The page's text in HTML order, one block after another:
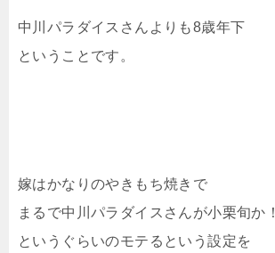
中川パラダイスさんよりも8歳年下
ということです。
嫁はかなりのやきもち焼きで
まるで中川パラダイスさんが小栗旬か！
というぐらいのモテるという設定を